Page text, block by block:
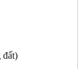
đất)